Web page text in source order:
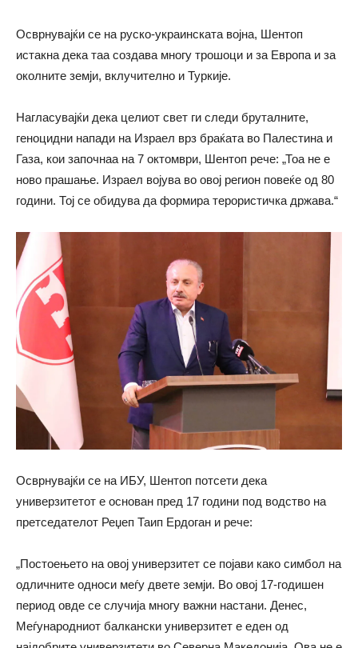
Осврнувајќи се на руско-украинската војна, Шентоп
истакна дека таа создава многу трошоци и за Европа и за
околните земји, вклучително и Туркије.
Нагласувајќи дека целиот свет ги следи бруталните,
геноцидни напади на Израел врз браќата во Палестина и
Газа, кои започнаа на 7 октомври, Шентоп рече: „Тоа не е
ново прашање. Израел војува во овој регион повеќе од 80
години. Тој се обидува да формира терористичка држава.“
Осврнувајќи се на ИБУ, Шентоп потсети дека
универзитетот е основан пред 17 години под водство на
претседателот Реџеп Таип Ердоган и рече:
„Постоењето на овој универзитет се појави како симбол на
одличните односи меѓу двете земји. Во овој 17-годишен
период овде се случија многу важни настани. Денес,
Меѓународниот балкански универзитет е еден од